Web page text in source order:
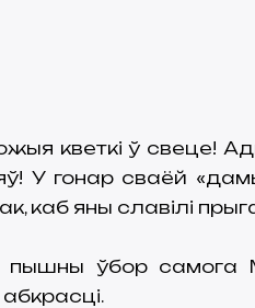
кветкі ў свеце!
У гонар сваёй
каб яны славілі
ўбор самога